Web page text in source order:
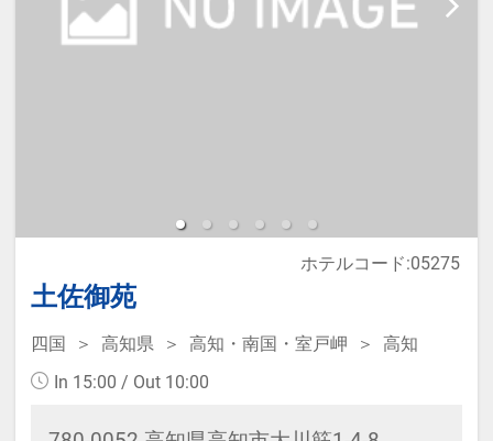
予約のタイミングや空室状況により
代金が変動するため、閲覧時と予約
時で価格が異なる場合があります、
あらかじめご了承ください。
土佐御苑
ホテルコード:05275
四国 高知県 高知・南国・室戸岬
高知
In 15:00 / Out 10:00